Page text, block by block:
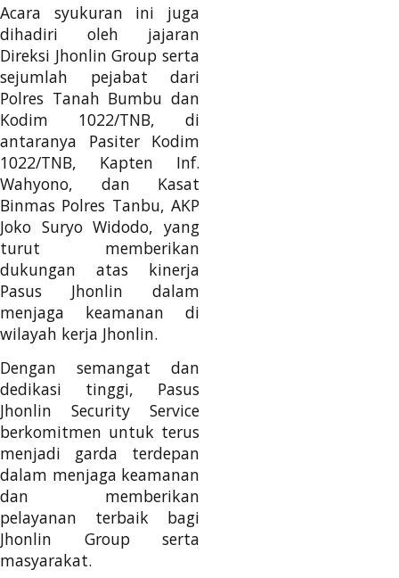
Acara syukuran ini juga
dihadiri oleh jajaran
Direksi Jhonlin Group serta
sejumlah pejabat dari
Polres Tanah Bumbu dan
Kodim 1022/TNB, di
antaranya Pasiter Kodim
1022/TNB, Kapten Inf.
Wahyono, dan Kasat
Binmas Polres Tanbu, AKP
Joko Suryo Widodo, yang
turut memberikan
dukungan atas kinerja
Pasus Jhonlin dalam
menjaga keamanan di
wilayah kerja Jhonlin.
Dengan semangat dan
dedikasi tinggi, Pasus
Jhonlin Security Service
berkomitmen untuk terus
menjadi garda terdepan
dalam menjaga keamanan
dan memberikan
pelayanan terbaik bagi
Jhonlin Group serta
masyarakat.